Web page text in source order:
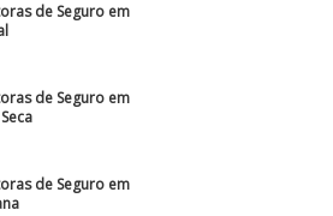
de Seguro em
de Seguro em
de Seguro em